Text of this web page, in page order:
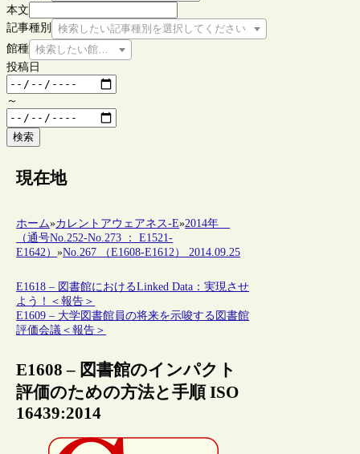
本文
記事種別
検索したい記事種別を選択してください
館種 検索したい館種を選択してください
投稿日
～
検索
現在地
ホーム»カレントアウェアネス-E»2014年
（通号No.252-No.273 ： E1521-
E1642）»No.267 （E1608-E1612） 2014.09.25
E1618 – 図書館におけるLinked Data：実現させ
よう！＜報告＞
E1609 – 大学図書館員の将来を示唆する図書館
評価会議＜報告＞
E1608 – 図書館のインパクト
評価のための方法と手順 ISO
16439:2014